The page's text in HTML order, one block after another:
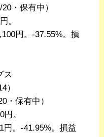
・保有中）
。
円。-37.55%。損
ス
）
・保有中）
。
。-41.95%。損益